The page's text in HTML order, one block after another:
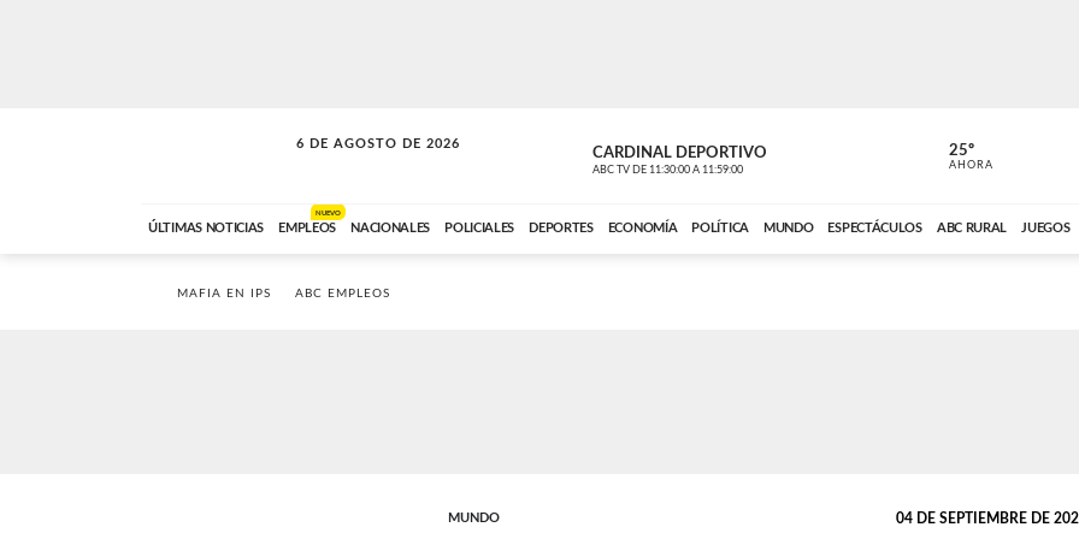
6 DE AGOSTO DE 2026
LA MOVIDA CARDINAL DEPORTIVO
ABC TV DE 11:30:00 A 11:59:00 ABC CARDINAL
25º
AHORA
ÚLTIMAS NOTICIAS EMPLEOS
NUEVO
NACIONALES POLICIALES DEPORTES ECONOMÍA POLÍTICA MUNDO ESPECTÁCULOS ABC RURAL JUEGOS
MAFIA EN IPS ABC EMPLEOS
MUNDO 04 DE SEPTIEMBRE DE